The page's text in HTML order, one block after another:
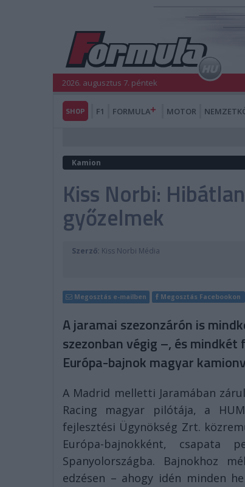
2026. augusztus 7. péntek
SHOP F1 FORMULA MOTOR
Kamion
Kiss Norbi:
győzelmek
Szerző: Kiss Norbi Média
Megosztás e-mailben Megosztás Facebookon
A jaramai szezonzárón is
szezonban végig –, és
Európa-bajnok magyar
A Madrid melletti Jaramában
Racing magyar pilótája, a
fejlesztési Ügynökség Zrt.
Európa-bajnokként, csapata
Spanyolországba. Bajnokhoz
edzésen – ahogy idén minden